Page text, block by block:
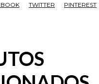
TWITTER PINTEREST